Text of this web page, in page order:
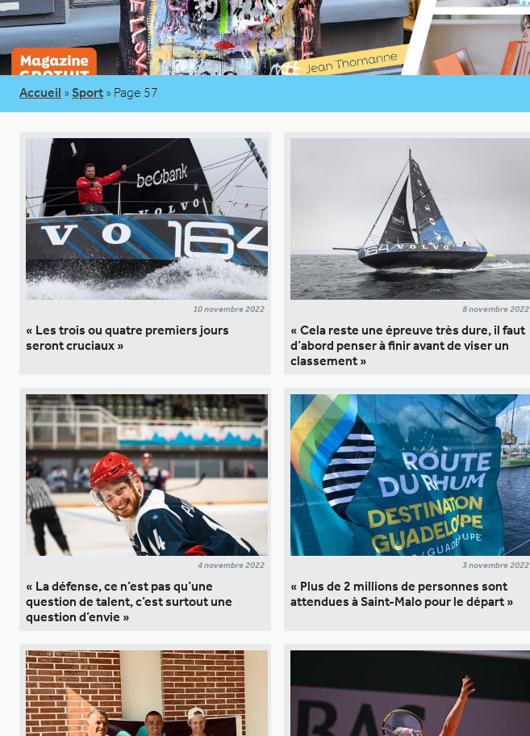
Accueil » Sport » Page 57
10 novembre 2022
« Les trois ou quatre premiers jours
seront cruciaux »
8 novembre 2022
« Cela reste une épreuve très dure, il faut
d’abord penser à finir avant de viser un
classement »
4 novembre 2022
« La défense, ce n’est pas qu’une
question de talent, c’est surtout une
question d’envie »
3 novembre 2022
« Plus de 2 millions de personnes sont
attendues à Saint-Malo pour le départ »